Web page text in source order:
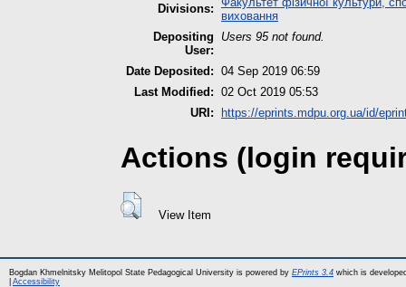
Divisions:
виховання
Depositing
User:
Users 95 not found.
Date Deposited: 04 Sep 2019 06:59
Last Modified: 02 Oct 2019 05:53
URI:
https://eprints.mdpu.org.ua/id/
Actions (login
View Item
Bogdan Khmelnitsky Melitopol State Pedagogical University is powered by EPrints 3.4 which is
Accessibility